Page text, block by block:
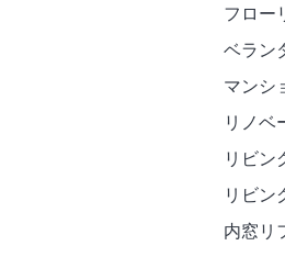
フロー
ベラン
マンシ
リノベ
リビン
リビン
内窓リ